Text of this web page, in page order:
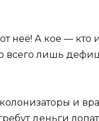
неё! А кое — кто
всего лишь
и
деньги